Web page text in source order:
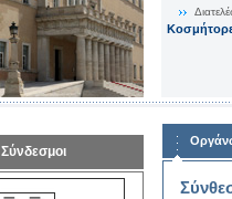
Σύνδεσμοι